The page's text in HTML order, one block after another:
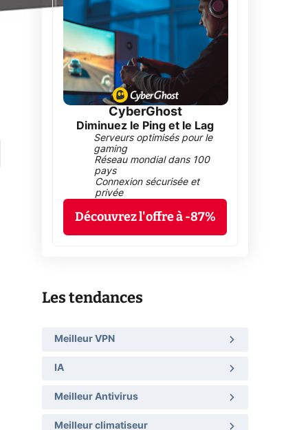
CyberGhost
Diminuez le Ping et le Lag
Serveurs optimisés pour le
gaming
Réseau mondial dans 100
pays
Connexion sécurisée et
privée
Découvrez l'offre à -87%
Les tendances
Meilleur VPN
IA
Meilleur Antivirus
Meilleur climatiseur